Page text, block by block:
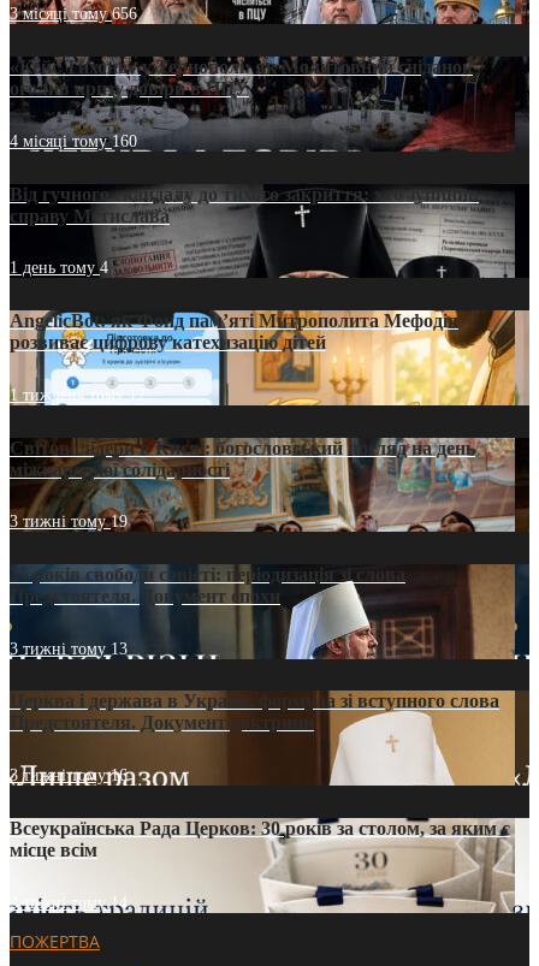
3 місяці тому656
«Кейс Тихона» у Тернополі: як Молитовний сніданок
оголив кризу довіри в ПЦУ
4 місяці тому160
Від гучного скандалу до тихого закриття: хто зупинив
справу Мстислава
1 день тому4
AngelicBot: як Фонд пам’яті Митрополита Мефодія
розвиває цифрову катехизацію дітей
1 тиждень тому12
Світові лідери в Києві: богословський погляд на день
міжнародної солідарності
3 тижні тому19
35 років свободи совісті: періодизація зі слова
Предстоятеля. Документ епохи
3 тижні тому 13
Церква і держава в Україні: формула зі вступного слова
Предстоятеля. Документ доктрини
3 тижні тому16
Всеукраїнська Рада Церков: 30 років за столом, за яким є
місце всім
3 тижні тому14
ПОЖЕРТВА